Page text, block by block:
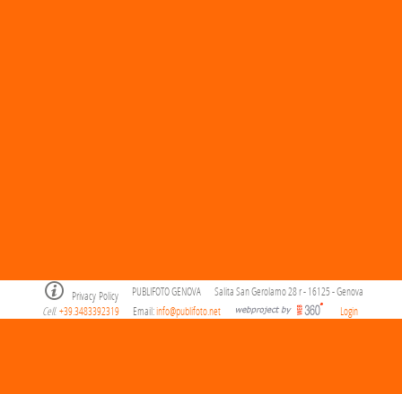
Privacy Policy PUBLIFOTO GENOVA
Salita San Gerolamo 28 r - 16125 - Genova
Cell. +39.3483392319 Email:info@publifoto.net Login